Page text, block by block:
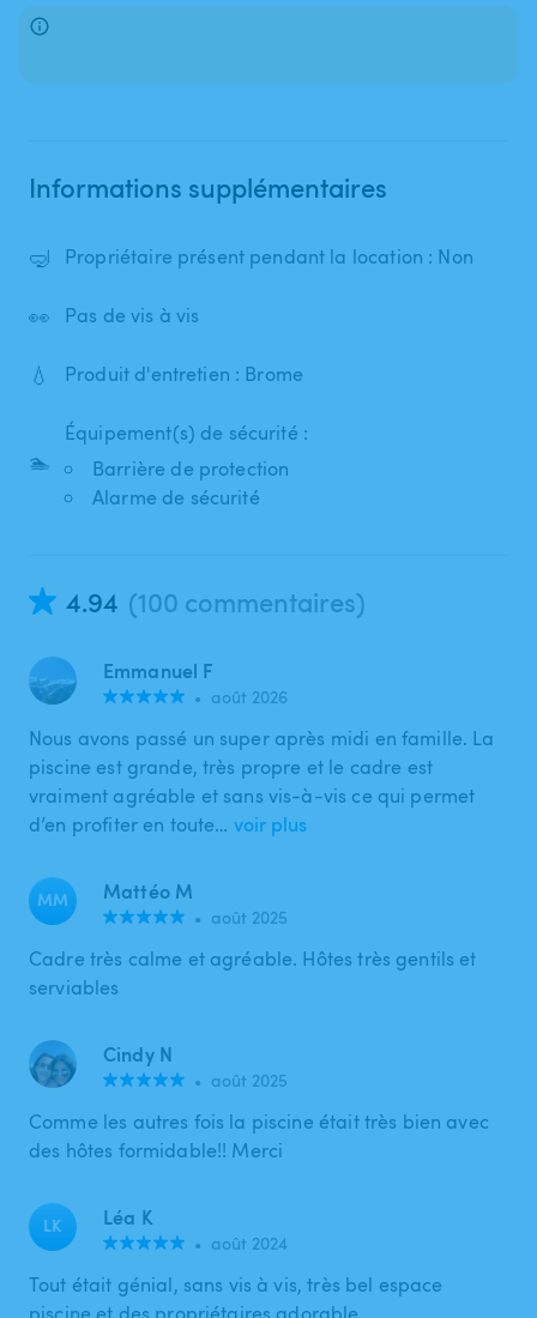
Informations supplémentaires
🤿 Propriétaire présent pendant la location : Non
👀 Pas de vis à vis
💧 Produit d'entretien : Brome
🏊
Équipement(s) de sécurité :
Barrière de protection
Alarme de sécurité
4.94 (100 commentaires)
Emmanuel F
• août 2026
Nous avons passé un super après midi en famille. La
piscine est grande, très propre et le cadre est
vraiment agréable et sans vis-à-vis ce qui permet
d’en profiter en toute… voir plus
MM Mattéo M
• août 2025
Cadre très calme et agréable. Hôtes très gentils et
serviables
Cindy N
• août 2025
Comme les autres fois la piscine était très bien avec
des hôtes formidable!! Merci
LK Léa K
• août 2024
Tout était génial, sans vis à vis, très bel espace